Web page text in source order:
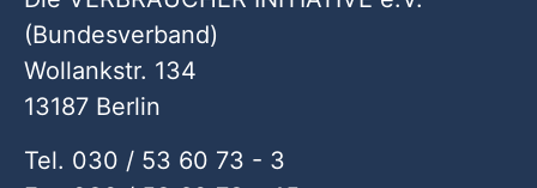
(Bundesverband)
Wollankstr. 134
13187 Berlin
Tel. 030 / 53 60 73 - 3